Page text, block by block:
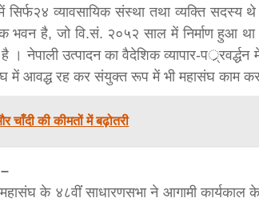
सिर्फ२४ व्यावसायिक संस्था तथा व्यक्ति सदस्य
है, जो वि.सं. २०५२ साल में निर्माण हुआ था ।
है । नेपाली उत्पादन का वैदेशिक व्यापार-
में आवद्ध रह कर संयुक्त रूप में भी महासंघ काम
चाँदी की कीमतों में बढ़ोतरी
के ४८वींं साधारणसभा ने आगामी